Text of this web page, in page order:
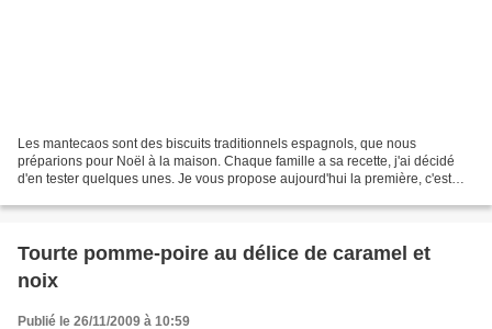
Les mantecaos sont des biscuits traditionnels espagnols, que nous
préparions pour Noël à la maison. Chaque famille a sa recette, j'ai décidé
d'en tester quelques unes. Je vous propose aujourd'hui la première, c'est
Tourte pomme-poire au délice de caramel et
noix
Publié le 26/11/2009 à 10:59